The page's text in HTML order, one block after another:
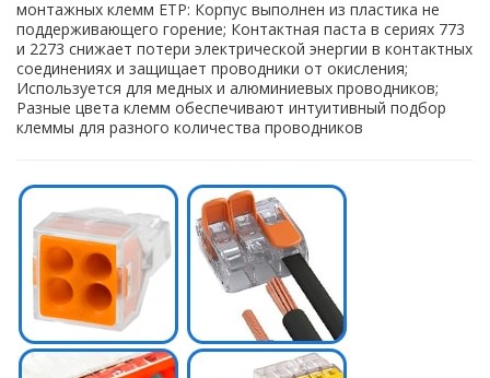
монтажных клемм ETP: Корпус выполнен из пластика не
поддерживающего горение; Контактная паста в сериях 773
и 2273 снижает потери электрической энергии в контактных
соединениях и защищает проводники от окисления;
Используется для медных и алюминиевых проводников;
Разные цвета клемм обеспечивают интуитивный подбор
клеммы для разного количества проводников